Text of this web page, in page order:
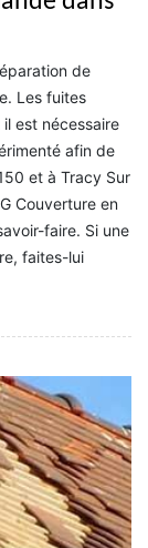
de
Les fuites
est nécessaire
afin de
et à Tracy Sur
Couverture en
faire. Si une
faites-lui